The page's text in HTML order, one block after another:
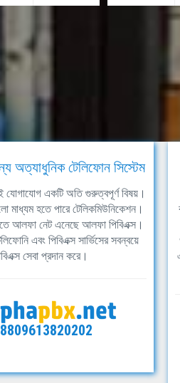
অত্যাধুনিক টেলিফোন সিস্টেম
যোগাযোগ একটি অতি গুরুত্বপূর্ণ বিষয়।
মাধ্যম হতে পারে টেলিকমিউনিকেশন।
আলফা নেট এনেছে আলফা পিবিএক্স।
এবং পিবিএক্স সার্ভিসের সবন্বয়ে
সেবা প্রদান করে।